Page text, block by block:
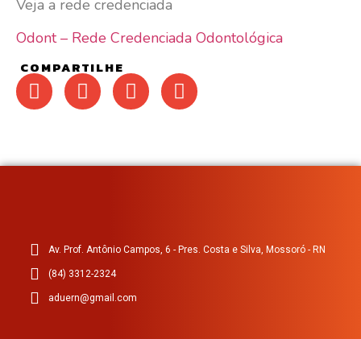
Veja a rede credenciada
Odont – Rede Credenciada Odontológica
COMPARTILHE
Av. Prof. Antônio Campos, 6 - Pres. Costa e Silva, Mossoró - RN
(84) 3312-2324
aduern@gmail.com